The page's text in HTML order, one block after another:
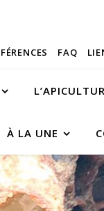
FAQ
À LA UNE